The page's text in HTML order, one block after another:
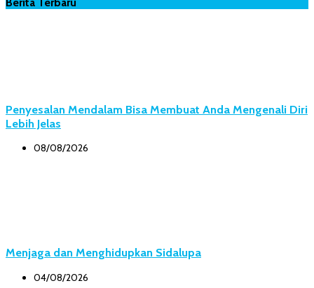
Penyesalan Mendalam Bisa Membuat Anda Mengenali Diri
Lebih Jelas
08/08/2026
Menjaga dan Menghidupkan Sidalupa
04/08/2026